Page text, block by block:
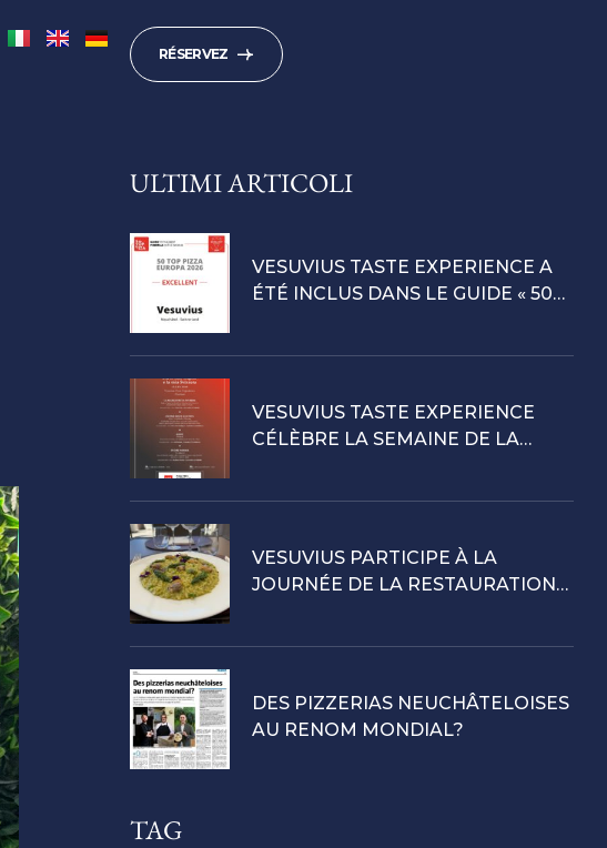
RÉSERVEZ
ULTIMI ARTICOLI
VESUVIUS TASTE EXPERIENCE A
ÉTÉ INCLUS DANS LE GUIDE « 50
D’EXEMPLE REMARQUABLE
D’EXCELLENCE EN MATIÈRE DE
VESUVIUS TASTE EXPERIENCE
CÉLÈBRE LA SEMAINE DE LA
VESUVIUS PARTICIPE À LA
JOURNÉE DE LA RESTAURATION
DES PIZZERIAS NEUCHÂTELOISES
AU RENOM MONDIAL?
TAG